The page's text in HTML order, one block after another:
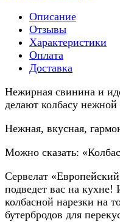
Описание
Отзывы
Характеристики
Оплата
Доставка
Нежирная свинина и
делают колбасу нежной
Нежная, вкусная,
Можно сказать:
Сервелат
подведет вас на кухне!
колбасной нарезки на
бутербродов для